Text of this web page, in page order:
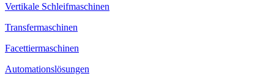
Vertikale Schleifmaschinen
Transfermaschinen
Facettiermaschinen
Automationslösungen